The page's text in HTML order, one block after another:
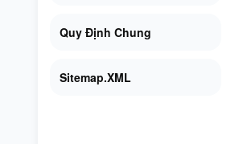
Quy Định Chung
Sitemap.XML